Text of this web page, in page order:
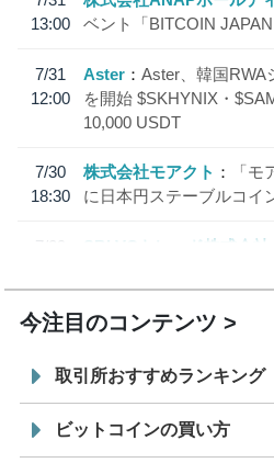
13:00
ベント「BITCOIN
7/31
12:00
Aster
Aster、韓国RWA
を開始 $SKHYNIX・
10,000 USDT
7/30
18:30
株式会社モアクト
「
に日本円ステーブルコイ
7/29
SBI VCトレード株式会社
今注目のコンテンツ
取引所おすすめランキング
ビットコインの買い方